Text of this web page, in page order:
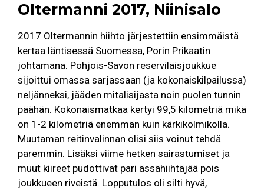
Oltermanni 2017, Niinisalo
2017 Oltermannin hiihto järjestettiin ensimmäistä
kertaa läntisessä Suomessa, Porin Prikaatin
johtamana. Pohjois-Savon reserviläisjoukkue
sijoittui omassa sarjassaan (ja kokonaiskilpailussa)
neljänneksi, jääden mitalisijasta noin puolen tunnin
päähän. Kokonaismatkaa kertyi 99,5 kilometriä mikä
on 1-2 kilometriä enemmän kuin kärkikolmikolla.
Muutaman reitinvalinnan olisi siis voinut tehdä
paremmin. Lisäksi viime hetken sairastumiset ja
muut kiireet pudottivat pari ässähiihtäjää pois
joukkueen riveistä. Lopputulos oli silti hyvä,